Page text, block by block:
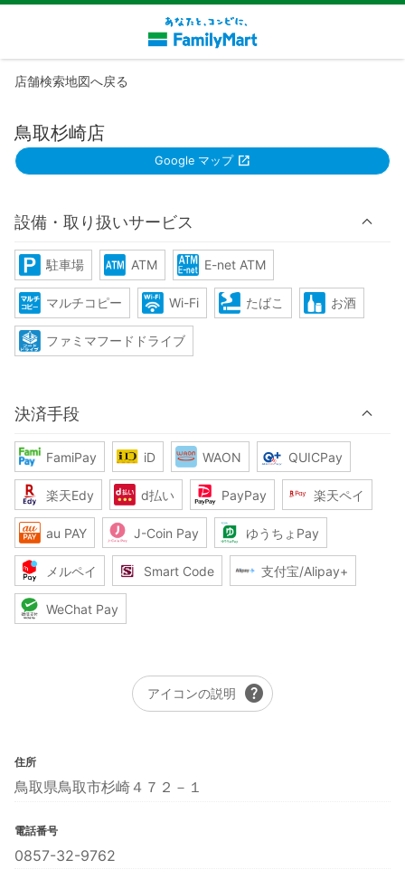
店舗検索地図へ戻る
鳥取杉崎店
Google マップ
設備・取り扱いサービス
駐車場 ATM E-net ATM
マルチコピー Wi-Fi たばこ お酒
ファミマフードドライブ
決済手段
FamiPay iD WAON QUICPay
楽天Edy d払い PayPay 楽天ペイ
au PAY J-Coin Pay ゆうちょPay
メルペイ Smart Code 支付宝/Alipay+
WeChat Pay
アイコンの説明 help
住所
鳥取県鳥取市杉崎４７２－１
電話番号
0857-32-9762